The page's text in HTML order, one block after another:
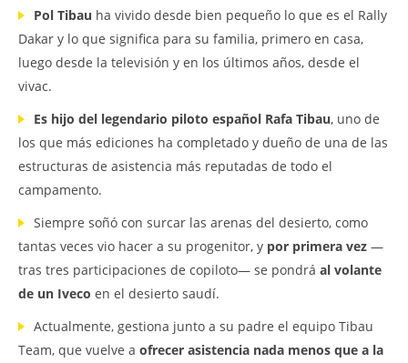
Pol Tibau ha vivido desde bien pequeño lo que es el Rally
Dakar y lo que significa para su familia, primero en casa,
luego desde la televisión y en los últimos años, desde el
vivac.
Es hijo del legendario piloto español Rafa Tibau, uno de
los que más ediciones ha completado y dueño de una de las
estructuras de asistencia más reputadas de todo el
campamento.
Siempre soñó con surcar las arenas del desierto, como
tantas veces vio hacer a su progenitor, y por primera vez —
tras tres participaciones de copiloto— se pondrá al volante
de un Iveco en el desierto saudí.
Actualmente, gestiona junto a su padre el equipo Tibau
Team, que vuelve a ofrecer asistencia nada menos que a la